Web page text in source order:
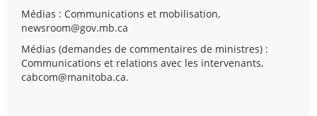
Médias : Communications et mobilisation,
newsroom@gov.mb.ca
Médias (demandes de commentaires de ministres) :
Communications et relations avec les intervenants,
cabcom@manitoba.ca.